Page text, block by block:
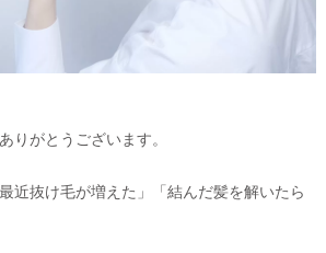
りがとうございます。
近抜け毛が増えた」「結んだ髪を解いたら